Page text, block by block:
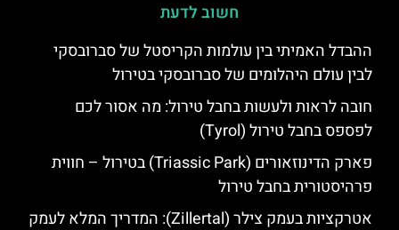
חשוב לדעת
ההבדל האמיתי בין עולמות הקריסטל של סברובסקי
לבין עולם היהלומים של סברובסקי בטירול
חובה לראות ולעשות בחבל טירול: מה אסור לכם
לפספס בחבל טירול (Tyrol)
פארק הדינוזאורים (Triassic Park) בטירול – חווית
פרהיסטורית בחבל טירול
אטרקציות בעמק צילר (Zillertal): המדריך המלא לעמק